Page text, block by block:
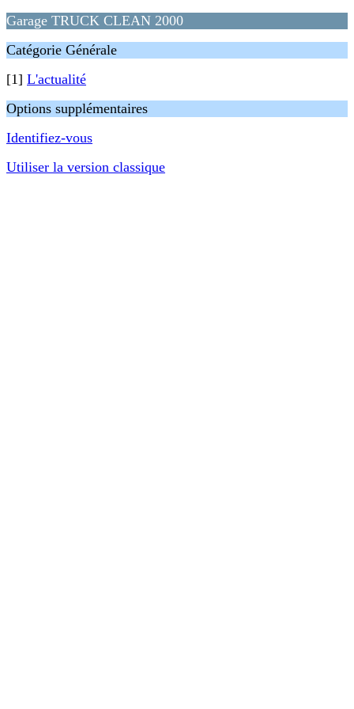
Garage TRUCK CLEAN 2000
Catégorie Générale
[1] L'actualité
Options supplémentaires
Identifiez-vous
Utiliser la version classique